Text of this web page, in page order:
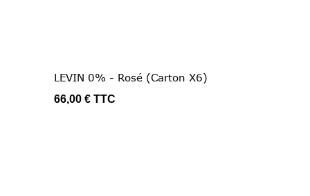
LEVIN 0% - Rosé (Carton X6)
66,00 € TTC